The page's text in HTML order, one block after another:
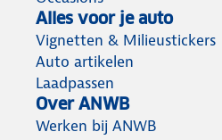
Alles voor je auto
Vignetten & Milieustickers
Auto artikelen
Laadpassen
Over ANWB
Werken bij ANWB